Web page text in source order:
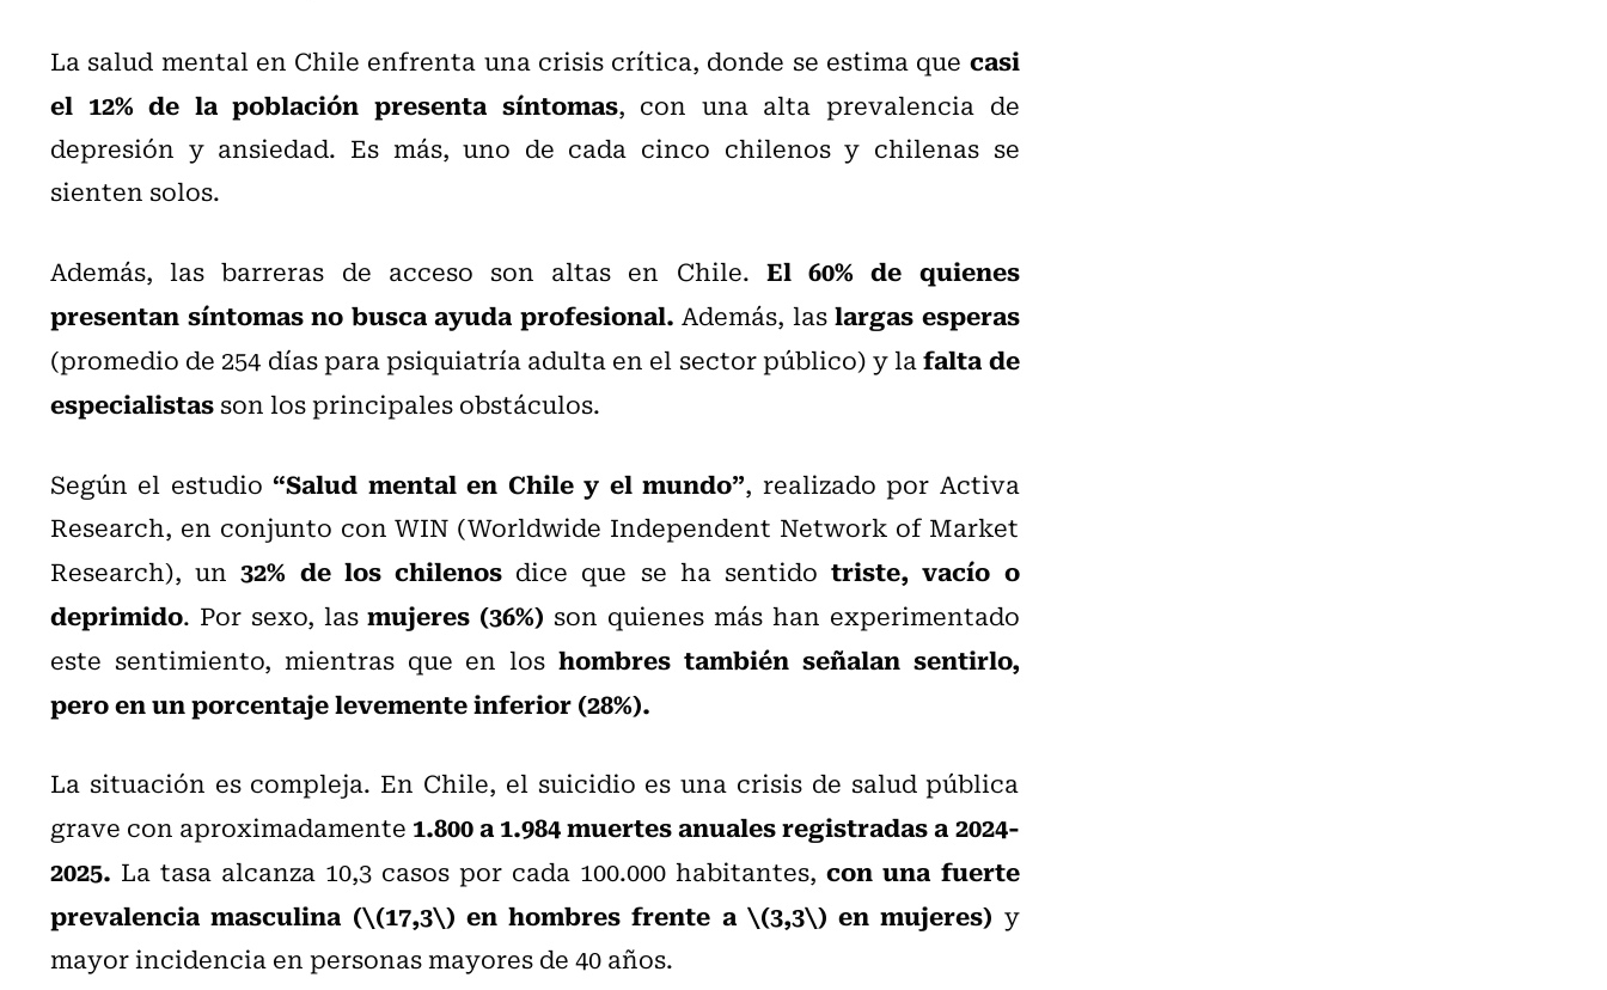
La salud mental en Chile enfrenta una crisis crítica, donde se estima que casi
el 12% de la población presenta síntomas, con una alta prevalencia de
depresión y ansiedad. Es más, uno de cada cinco chilenos y chilenas se
sienten solos.
Además, las barreras de acceso son altas en Chile. El 60% de quienes
presentan síntomas no busca ayuda profesional. Además, laslargas esperas
(promedio de 254 días para psiquiatría adulta en el sector público) y lafalta de
especialistasson los principales obstáculos.
Según el estudio“Salud mental en Chile y el mundo”, realizado por Activa
Research, en conjunto con WIN (Worldwide Independent Network of Market
Research), un32% de los chilenosdice que se ha sentidotriste, vacío o
deprimido. Por sexo, lasmujeres (36%) son quienes más han experimentado
este sentimiento, mientras que en los hombres también señalan sentirlo,
pero en un porcentaje levemente inferior (28%).
La situación es compleja. En Chile, el suicidio es una crisis de salud pública
grave con aproximadamente 1.800 a 1.984 muertes anuales registradas a 2024-
2025. La tasa alcanza 10,3 casos por cada 100.000 habitantes,con una fuerte
prevalencia masculina (\(17,3\) en hombres frente a \(3,3\) en mujeres) y
mayor incidencia en personas mayores de 40 años.